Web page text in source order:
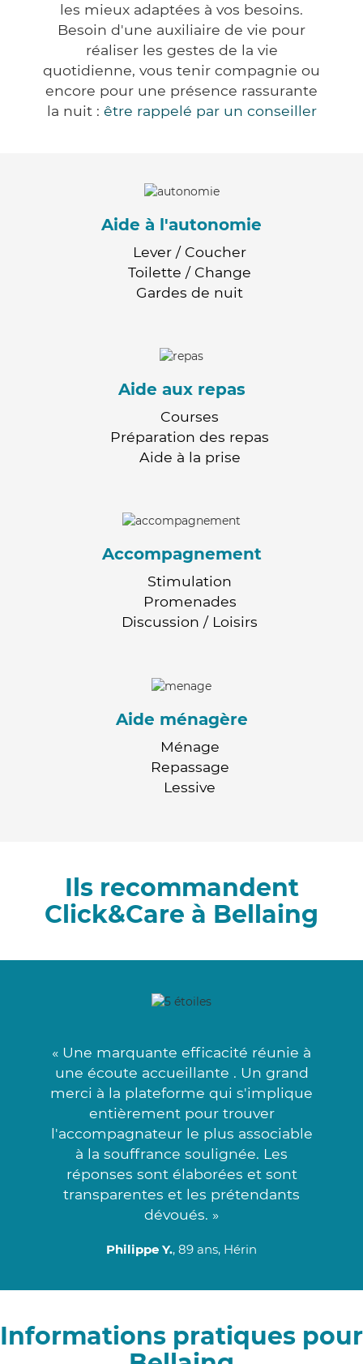
les mieux adaptées à vos besoins.
Besoin d'une auxiliaire de vie pour
réaliser les gestes de la vie
quotidienne, vous tenir compagnie ou
encore pour une présence rassurante
la nuit : être rappelé par un conseiller
Aide à l'autonomie
Lever / Coucher
Toilette / Change
Gardes de nuit
Aide aux repas
Courses
Préparation des repas
Aide à la prise
Accompagnement
Stimulation
Promenades
Discussion / Loisirs
Aide ménagère
Ménage
Repassage
Lessive
Ils recommandent
Click&Care à Bellaing
« Une marquante efficacité réunie à
une écoute accueillante . Un grand
merci à la plateforme qui s'implique
entièrement pour trouver
l'accompagnateur le plus associable
à la souffrance soulignée. Les
réponses sont élaborées et sont
transparentes et les prétendants
dévoués. »
Philippe Y., 89 ans, Hérin
Informations pratiques pour